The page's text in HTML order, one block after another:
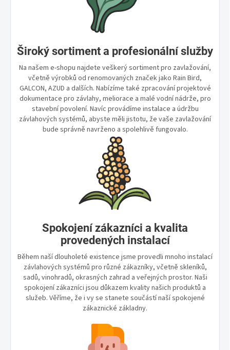
Široký sortiment a profesionální služby
Na našem e-shopu najdete veškerý sortiment pro zavlažování,
včetně výrobků od renomovaných značek jako Rain Bird,
GALCON, AZUD a dalších. Nabízíme také zpracování projektové
dokumentace pro závlahy, meliorace a malé vodní nádrže, pro
stavební povolení. Navíc provádíme instalace a údržbu
závlahových systémů, abyste měli jistotu, že vaše zavlažování
bude správně navrženo a spolehlivě fungovalo.
Spokojení zákazníci a kvalita
provedených instalací
Během naší dlouholeté existence jsme provedli mnoho instalací
závlahových systémů pro různé zákazníky, včetně skleníků,
sadů, vinohradů, okrasných zahrad a veřejných prostor. Naši
spokojení zákazníci jsou důkazem kvality našich produktů a
služeb. Věříme, že i vy se stanete součástí naší spokojené
zákaznické základny.